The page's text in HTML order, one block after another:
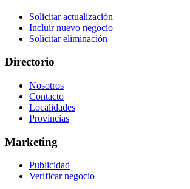
Solicitar actualización
Incluir nuevo negocio
Solicitar eliminación
Directorio
Nosotros
Contacto
Localidades
Provincias
Marketing
Publicidad
Verificar negocio